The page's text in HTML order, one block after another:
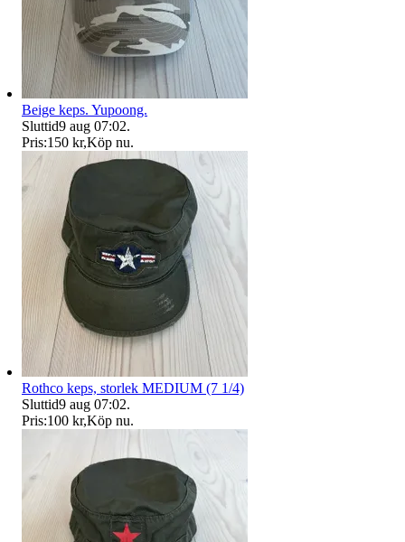
Beige keps. Yupoong.
Sluttid9 aug 07:02.
Pris:150 kr,Köp nu.
Rothco keps, storlek MEDIUM (7 1/4)
Sluttid9 aug 07:02.
Pris:100 kr,Köp nu.